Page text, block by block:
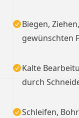
Biegen,
gewünschten
Kalte
durch
Schleifen,